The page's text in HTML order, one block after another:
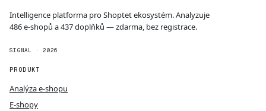
Intelligence platforma pro Shoptet ekosystém. Analyzuje
486 e-shopů a 437 doplňků — zdarma, bez registrace.
SIGNAL · 2026
PRODUKT
Analýza e-shopu
E-shopy